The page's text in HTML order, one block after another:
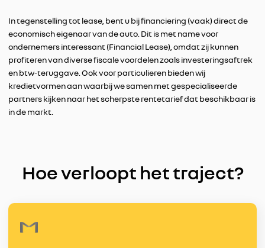
In tegenstelling tot lease, bent u bij financiering (vaak) direct de
economisch eigenaar van de auto. Dit is met name voor
ondernemers interessant (Financial Lease), omdat zij kunnen
profiteren van diverse fiscale voordelen zoals investeringsaftrek
en btw-teruggave. Ook voor particulieren bieden wij
kredietvormen aan waarbij we samen met gespecialiseerde
partners kijken naar het scherpste rentetarief dat beschikbaar is
in de markt.
Hoe verloopt het traject?